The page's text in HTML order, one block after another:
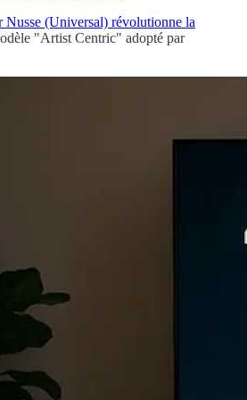
Nusse (Universal) révolutionne la
"Artist Centric" adopté par